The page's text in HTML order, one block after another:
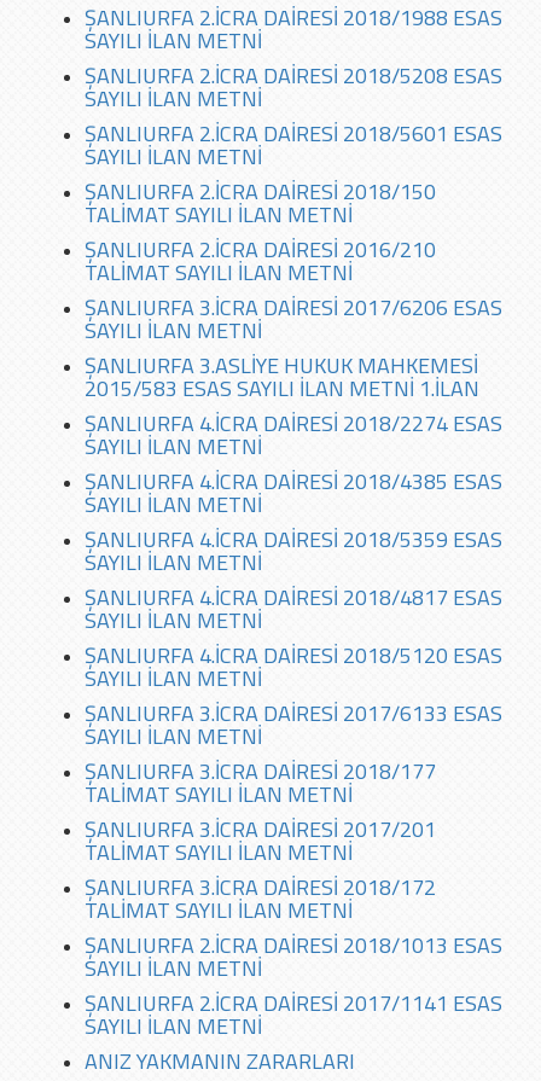
ŞANLIURFA 2.İCRA DAİRESİ 2018/1988 ESAS
SAYILI İLAN METNİ
ŞANLIURFA 2.İCRA DAİRESİ 2018/5208 ESAS
SAYILI İLAN METNİ
ŞANLIURFA 2.İCRA DAİRESİ 2018/5601 ESAS
SAYILI İLAN METNİ
ŞANLIURFA 2.İCRA DAİRESİ 2018/150
TALİMAT SAYILI İLAN METNİ
ŞANLIURFA 2.İCRA DAİRESİ 2016/210
TALİMAT SAYILI İLAN METNİ
ŞANLIURFA 3.İCRA DAİRESİ 2017/6206 ESAS
SAYILI İLAN METNİ
ŞANLIURFA 3.ASLİYE HUKUK MAHKEMESİ
2015/583 ESAS SAYILI İLAN METNİ 1.İLAN
ŞANLIURFA 4.İCRA DAİRESİ 2018/2274 ESAS
SAYILI İLAN METNİ
ŞANLIURFA 4.İCRA DAİRESİ 2018/4385 ESAS
SAYILI İLAN METNİ
ŞANLIURFA 4.İCRA DAİRESİ 2018/5359 ESAS
SAYILI İLAN METNİ
ŞANLIURFA 4.İCRA DAİRESİ 2018/4817 ESAS
SAYILI İLAN METNİ
ŞANLIURFA 4.İCRA DAİRESİ 2018/5120 ESAS
SAYILI İLAN METNİ
ŞANLIURFA 3.İCRA DAİRESİ 2017/6133 ESAS
SAYILI İLAN METNİ
ŞANLIURFA 3.İCRA DAİRESİ 2018/177
TALİMAT SAYILI İLAN METNİ
ŞANLIURFA 3.İCRA DAİRESİ 2017/201
TALİMAT SAYILI İLAN METNİ
ŞANLIURFA 3.İCRA DAİRESİ 2018/172
TALİMAT SAYILI İLAN METNİ
ŞANLIURFA 2.İCRA DAİRESİ 2018/1013 ESAS
SAYILI İLAN METNİ
ŞANLIURFA 2.İCRA DAİRESİ 2017/1141 ESAS
SAYILI İLAN METNİ
ANIZ YAKMANIN ZARARLARI